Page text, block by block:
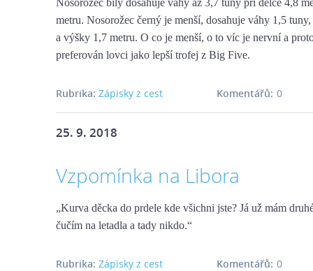
Nosorožec bílý dosahuje váhy až 3,7 tuny při délce 4,8
metru. Nosorožec černý je menší, dosahuje váhy 1,5
a výšky 1,7 metru. O co je menší, o to víc je nervní a
preferován lovci jako lepší trofej z Big Five.
Rubrika: Zápisky z cest 0
Komentářů:
25. 9. 2018
Vzpomínka na Libora
„Kurva děcka do prdele kde všichni jste? Já už mám
čučím na letadla a tady nikdo.“
Rubrika: Zápisky z cest 0
Komentářů: